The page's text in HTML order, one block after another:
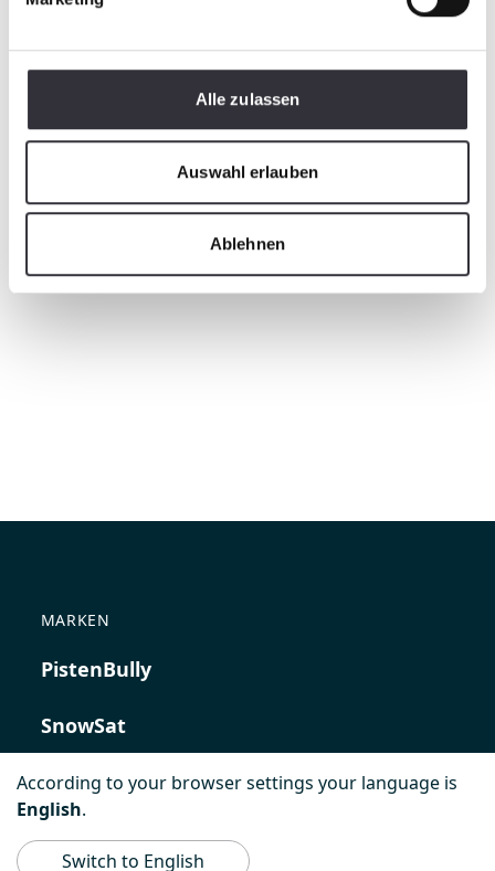
Alle zulassen
Auswahl erlauben
Ablehnen
MARKEN
PistenBully
SnowSat
PowerBully
BeachTech
According to your browser settings your language is
English.
Switch to English